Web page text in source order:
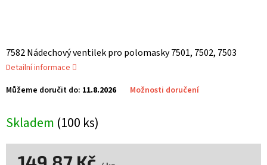
Skladem (100 ks)
Můžeme doručit do: 11.8.2026 Možnosti doručení
7582 Nádechový ventilek pro polomasky 7501, 7502, 7503
Detailní informace